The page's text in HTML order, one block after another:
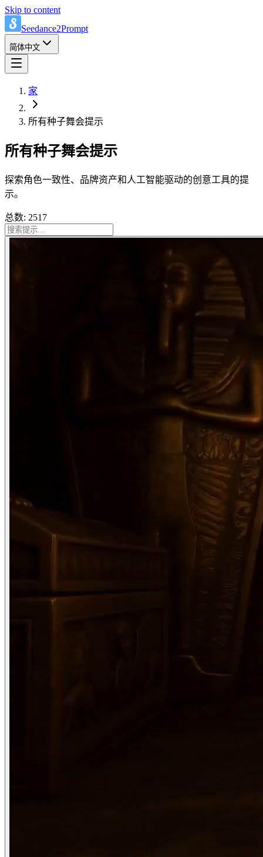
Skip to content
Seedance2Prompt
简体中文
家
所有种子舞会提示
所有种子舞会提示
探索角色一致性、品牌资产和人工智能驱动的创意工具的提
示。
总数: 2517